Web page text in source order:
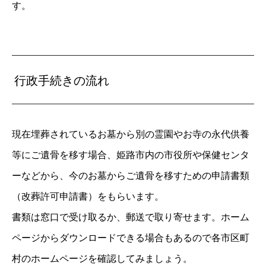
す。
行政手続きの流れ
現在埋葬されているお墓から別の霊園やお寺の永代供養
等にご遺骨を移す場合、姫路市内の市役所や保健センタ
ーなどから、今のお墓からご遺骨を移すための申請書類
（改葬許可申請書）をもらいます。
書類は窓口で受け取るか、郵送で取り寄せます。ホーム
ページからダウンロードできる場合もあるので各市区町
村のホームページを確認してみましょう。